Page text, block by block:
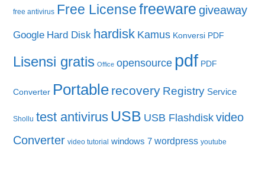
free antivirus Free License freeware giveaway
Google Hard Disk hardisk Kamus Konversi PDF
Lisensi gratis Office opensource pdf PDF
Converter Portable recovery Registry Service
Shollu test antivirus USB USB Flashdisk video
Converter video tutorial windows 7 wordpress youtube